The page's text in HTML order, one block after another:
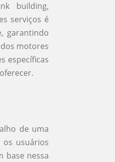
building,
serviços é
garantindo
motores
específicas
de uma
os usuários
base nessa